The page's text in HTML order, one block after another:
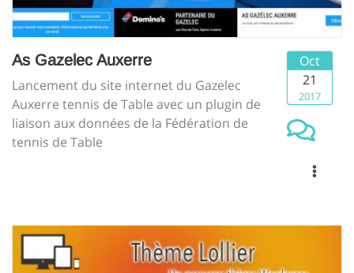
As Gazelec Auxerre
Lancement du site internet du Gazelec
Auxerre tennis de Table avec un plugin de
liaison aux données de la Fédération de
tennis de Table
Oct
21
2017